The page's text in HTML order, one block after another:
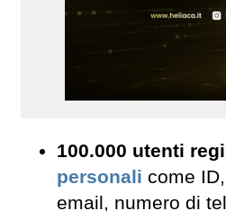
100.000 utenti
personali come
email, numero di